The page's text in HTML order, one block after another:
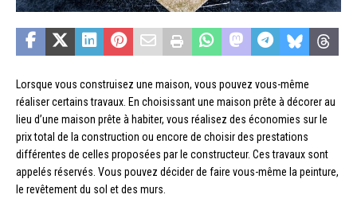
Lorsque vous construisez une maison, vous pouvez vous-même
réaliser certains travaux. En choisissant une maison prête à décorer au
lieu d’une maison prête à habiter, vous réalisez des économies sur le
prix total de la construction ou encore de choisir des prestations
différentes de celles proposées par le constructeur. Ces travaux sont
appelés réservés. Vous pouvez décider de faire vous-même la peinture,
le revêtement du sol et des murs.